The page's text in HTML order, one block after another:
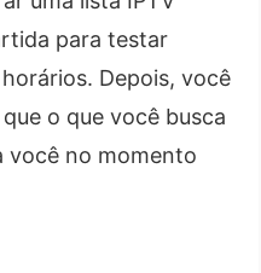
para testar
Depois, você
o que você busca
você no momento